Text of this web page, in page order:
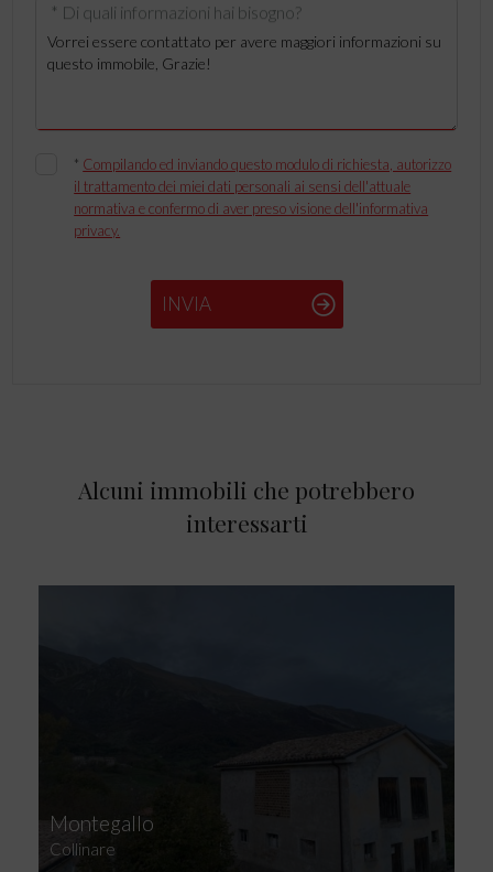
* Di quali informazioni hai bisogno?
* Compilando ed inviando questo modulo di richiesta, autorizzo
il trattamento dei miei dati personali ai sensi dell'attuale
normativa e confermo di aver preso visione dell'informativa
privacy.
INVIA
Alcuni immobili che potrebbero
interessarti
Montegallo
Collinare